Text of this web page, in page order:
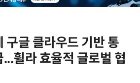
구글 클라우드 기반 통
휠라 효율적 글로벌 협